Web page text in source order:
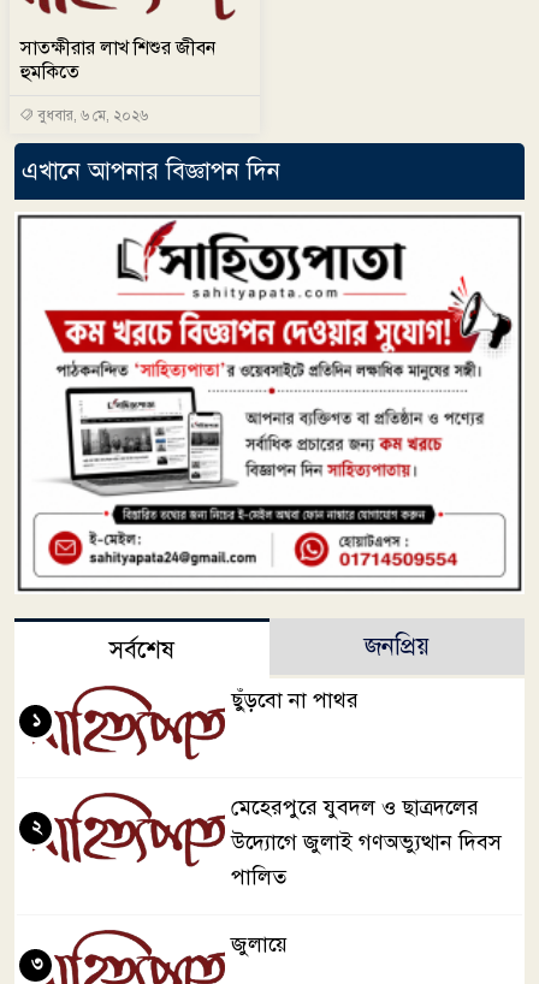
সাতক্ষীরার লাখ শিশুর জীবন
হুমকিতে
বুধবার, ৬ মে, ২০২৬
এখানে আপনার বিজ্ঞাপন দিন
সর্বশেষ জনপ্রিয়
ছুঁড়বো না পাথর
১
মেহেরপুরে যুবদল ও ছাত্রদলের
উদ্যোগে জুলাই গণঅভ্যুত্থান দিবস
পালিত
২
জুলায়ে
৩